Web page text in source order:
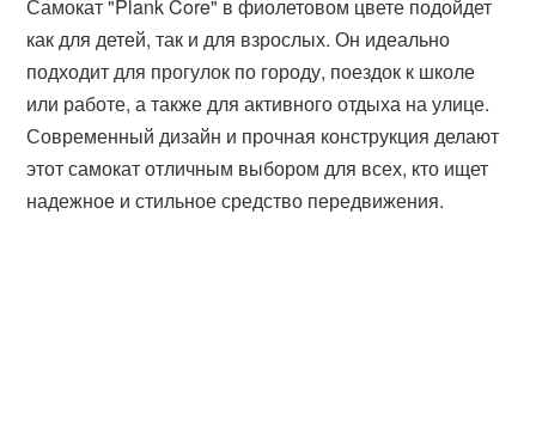
Самокат "Plank Core" в фиолетовом цвете подойдет
как для детей, так и для взрослых. Он идеально
подходит для прогулок по городу, поездок к школе
или работе, а также для активного отдыха на улице.
Современный дизайн и прочная конструкция делают
этот самокат отличным выбором для всех, кто ищет
надежное и стильное средство передвижения.